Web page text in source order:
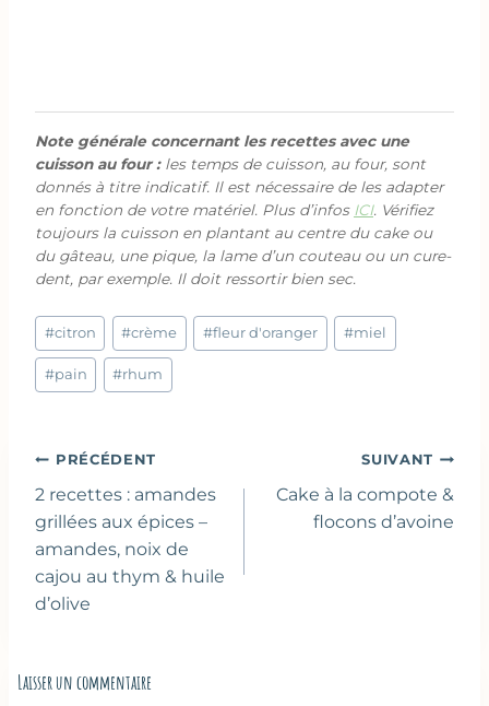
Note générale concernant les recettes avec une
cuisson au four :les temps de cuisson, au four, sont
donnés à titre indicatif. Il est nécessaire de les adapter
en fonction de votre matériel. Plus d’infos ICI. Vérifiez
toujours la cuisson en plantant au centre du cake ou
du gâteau, une pique, la lame d’un couteau ou un cure-
dent, par exemple. Il doit ressortir bien sec.
Étiquettes
de
la
#citron #crème #fleur d'oranger #miel
#pain #rhum
Navigation
de
l’article
PRÉCÉDENT
2 recettes : amandes
grillées aux épices –
amandes, noix de
cajou au thym & huile
d’olive
SUIVANT
Cake à la compote &
flocons d’avoine
Laisser un commentaire